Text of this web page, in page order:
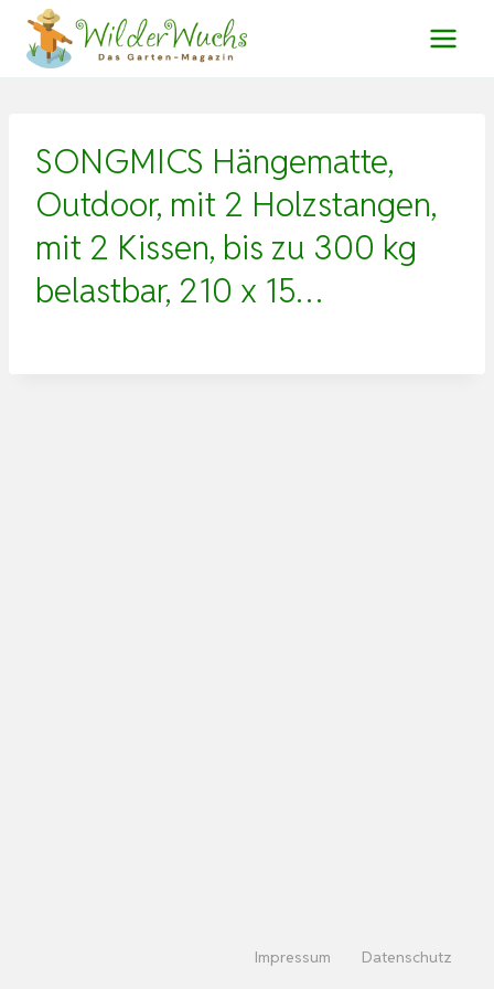
Zum
Inhalt
SONGMICS Hängematte,
Outdoor, mit 2 Holzstangen,
mit 2 Kissen, bis zu 300 kg
belastbar, 210 x 15…
Impressum Datenschutz